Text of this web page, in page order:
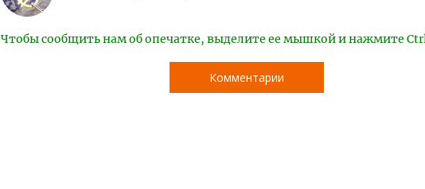
Чтобы сообщить нам об опечатке, выделите ее мышкой и нажмите
Комментарии